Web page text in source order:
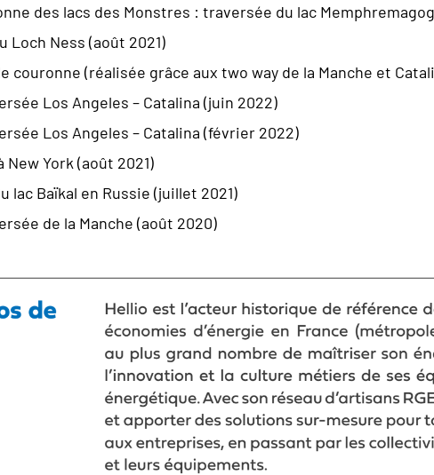
des lacs des Monstres : traversée du lac
Loch Ness (août 2021)
couronne (réalisée grâce aux two way de la Manche et
Los Angeles – Catalina (juin 2022)
Los Angeles – Catalina (février 2022)
New York (août 2021)
lac Baïkal en Russie (juillet 2021)
de la Manche (août 2020)